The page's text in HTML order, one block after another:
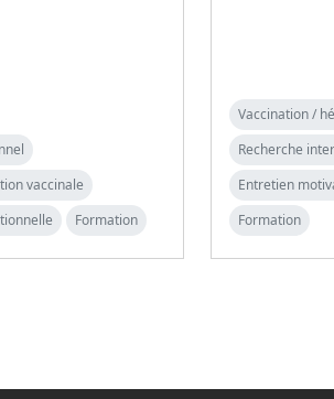
vaccinale
Formation
Vaccination /
Recherche
Entretien
Formation